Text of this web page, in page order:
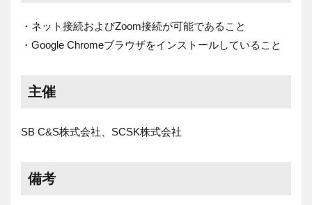
・ネット接続およびZoom接続が可能であること
・Google Chromeブラウザをインストールしていること
主催
SB C&S株式会社、SCSK株式会社
備考